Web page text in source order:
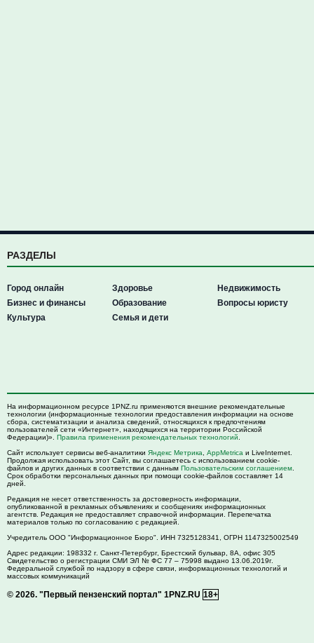
РАЗДЕЛЫ
Город онлайн
Бизнес и финансы
Культура
Здоровье
Образование
Семья и дети
Недвижимость
Вопросы юристу
На информационном ресурсе 1PNZ.ru применяются внешние рекомендательные
технологии (информационные технологии предоставления информации на основе
сбора, систематизации и анализа сведений, относящихся к предпочтениям
пользователей сети «Интернет», находящихся на территории Российской
Федерации)». Правила применения рекомендательных технологий
Сайт использует сервисы веб-аналитики Яндекс Метрика AppMetrica и LiveInternet.
Продолжая использовать этот Сайт, вы соглашаетесь с использованием cookie-
файлов и других данных в соответствии с данным Пользовательским соглашением
Срок обработки персональных данных при помощи cookie-файлов составляет 14
дней.
Редакция не несет ответственность за достоверность информации,
опубликованной в рекламных объявлениях и сообщениях информационных
агентств. Редакция не предоставляет справочной информации. Перепечатка
материалов только по согласованию с редакцией.
Учредитель ООО "Информационное Бюро". ИНН 7325128341, ОГРН 1147325002549
Адрес редакции: 198332 г. Санкт-Петербург, Брестский бульвар, 8А, офис 305
Свидетельство о регистрации СМИ ЭЛ № ФС 77 – 75998 выдано 13.06.2019г.
Федеральной службой по надзору в сфере связи, информационных технологий и
массовых коммуникаций
© 2026. "Первый пензенский портал" 1PNZ.RU 18+